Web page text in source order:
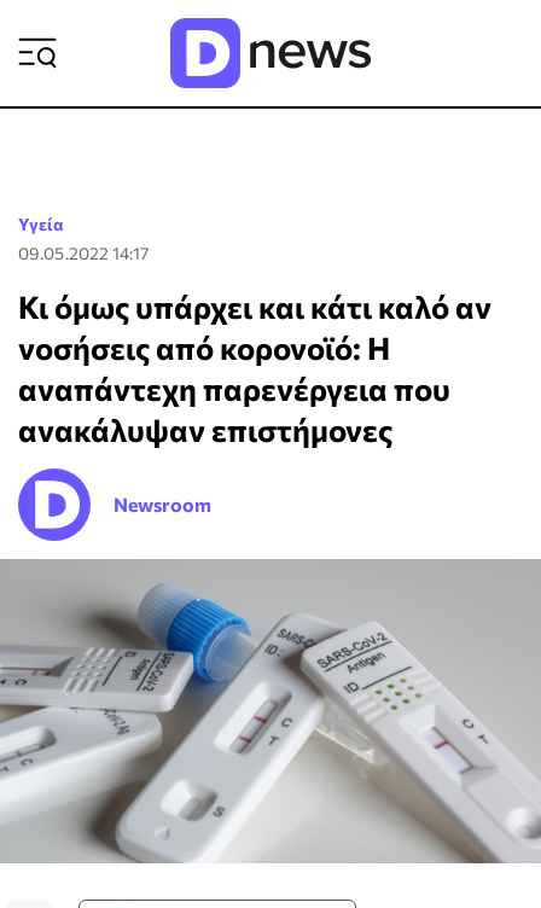
Υγεία
09.05.2022 14:17
Κι όμως υπάρχει και κάτι καλό αν
νοσήσεις από κορονοϊό: H
αναπάντεχη παρενέργεια που
ανακάλυψαν επιστήμονες
Newsroom